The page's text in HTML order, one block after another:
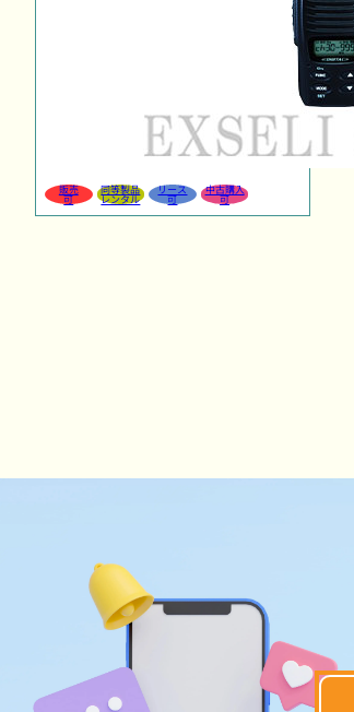
販売
可
同等製品
レンタル
リース
可
中古購入
可